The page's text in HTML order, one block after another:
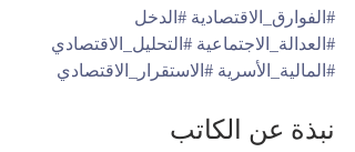
#الفوارق_الاقتصادية #الدخل
#العدالة_الاجتماعية #التحليل_الاقتصادي
#المالية_الأسرية #الاستقرار_الاقتصادي
نبذة عن الكاتب